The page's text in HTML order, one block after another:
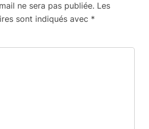
ne sera pas publiée. Les
sont indiqués avec *